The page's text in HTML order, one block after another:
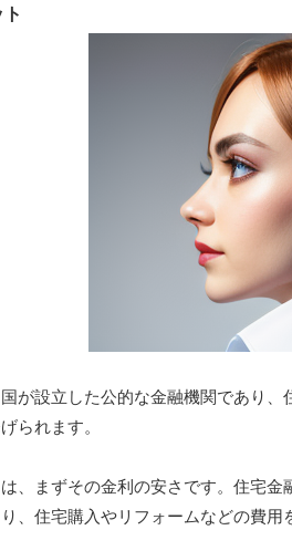
が設立した公的な金融機関であり
られます。
、まずその金利の安さです。住宅
、住宅購入やリフォームなどの費用